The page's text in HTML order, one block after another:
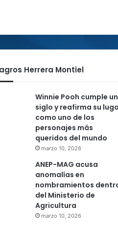
Herrera Montiel
Winnie Pooh cumple un
siglo y reafirma su
como uno de los
personajes más
queridos del mundo
marzo 10, 2026
ANEP-MAG acusa
anomalías en
nombramientos
del Ministerio de
Agricultura
marzo 10, 2026